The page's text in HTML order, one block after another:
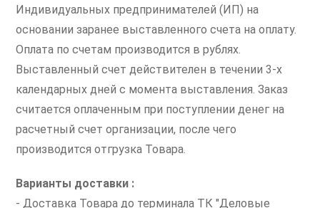
Индивидуальных предпринимателей (ИП) на
основании заранее выставленного счета на оплату.
Оплата по счетам производится в рублях.
Выставленный счет действителен в течении 3-х
календарных дней с момента выставления. Заказ
считается оплаченным при поступлении денег на
расчетный счет организации, после чего
производится отгрузка Товара.
Варианты доставки :
- Доставка Товара до терминала ТК "Деловые